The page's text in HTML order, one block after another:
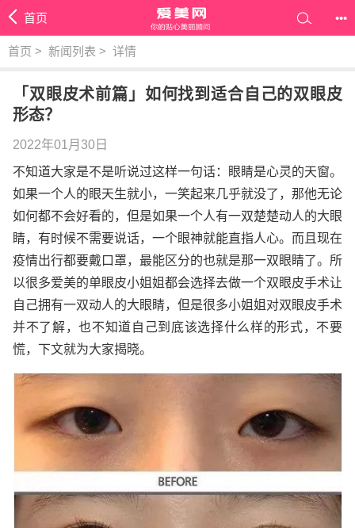
首页 •••
首页 > 新闻列表 > 详情
「双眼皮术前篇」如何找到适合自己的双眼皮
形态？
2022年01月30日
不知道大家是不是听说过这样一句话：眼睛是心灵的天窗。
如果一个人的眼天生就小，一笑起来几乎就没了，那他无论
如何都不会好看的，但是如果一个人有一双楚楚动人的大眼
睛，有时候不需要说话，一个眼神就能直指人心。而且现在
疫情出行都要戴口罩，最能区分的也就是那一双眼睛了。所
以很多爱美的单眼皮小姐姐都会选择去做一个双眼皮手术让
自己拥有一双动人的大眼睛，但是很多小姐姐对双眼皮手术
并不了解，也不知道自己到底该选择什么样的形式，不要
慌，下文就为大家揭晓。